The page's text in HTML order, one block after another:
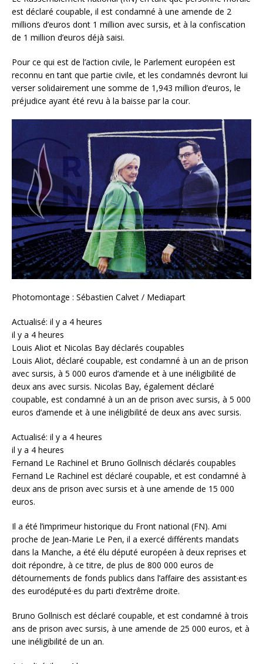
est déclaré coupable, il est condamné à une amende de 2
millions d’euros dont 1 million avec sursis, et à la confiscation
de 1 million d’euros déjà saisi.
Pour ce qui est de l’action civile, le Parlement européen est
reconnu en tant que partie civile, et les condamnés devront lui
verser solidairement une somme de 1,943 million d’euros, le
préjudice ayant été revu à la baisse par la cour.
Photomontage : Sébastien Calvet / Mediapart
Actualisé: il y a 4 heures
il y a 4 heures
Louis Aliot et Nicolas Bay déclarés coupables
Louis Aliot, déclaré coupable, est condamné à un an de prison
avec sursis, à 5 000 euros d’amende et à une inéligibilité de
deux ans avec sursis. Nicolas Bay, également déclaré
coupable, est condamné à un an de prison avec sursis, à 5 000
euros d’amende et à une inéligibilité de deux ans avec sursis.
Actualisé: il y a 4 heures
il y a 4 heures
Fernand Le Rachinel et Bruno Gollnisch déclarés coupables
Fernand Le Rachinel est déclaré coupable, et est condamné à
deux ans de prison avec sursis et à une amende de 15 000
euros.
Il a été l’imprimeur historique du Front national (FN). Ami
proche de Jean-Marie Le Pen, il a exercé différents mandats
dans la Manche, a été élu député européen à deux reprises et
doit répondre, à ce titre, de plus de 800 000 euros de
détournements de fonds publics dans l’affaire des assistant·es
des eurodéputé·es du parti d’extrême droite.
Bruno Gollnisch est déclaré coupable, et est condamné à trois
ans de prison avec sursis, à une amende de 25 000 euros, et à
une inéligibilité de un an.